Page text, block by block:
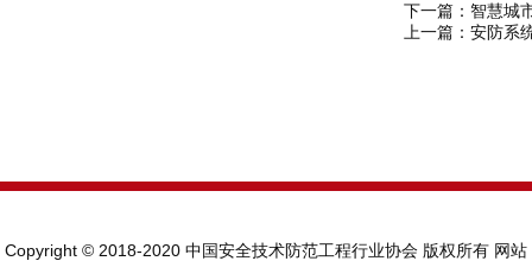
下一篇： 智慧城
上一篇： 安防系
Copyright © 2018-2020 中国安全技术防范工程行业协会 版权所有 网站